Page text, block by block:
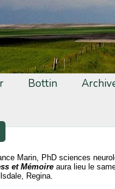
Bottin
Marin, PhD sciences
et Mémoire aura lieu le
Regina.